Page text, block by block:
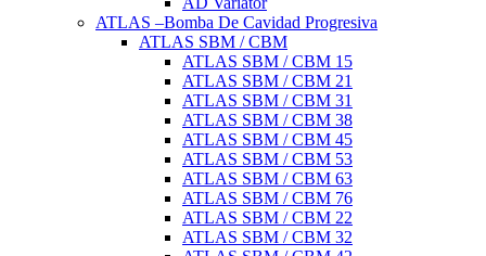
ATLAS –Bomba De Cavidad Progresiva
ATLAS SBM / CBM
ATLAS SBM / CBM 15
ATLAS SBM / CBM 21
ATLAS SBM / CBM 31
ATLAS SBM / CBM 38
ATLAS SBM / CBM 45
ATLAS SBM / CBM 53
ATLAS SBM / CBM 63
ATLAS SBM / CBM 76
ATLAS SBM / CBM 22
ATLAS SBM / CBM 32